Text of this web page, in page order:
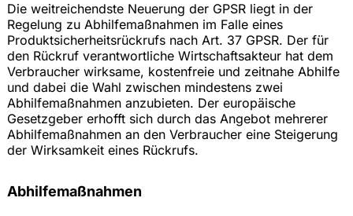
Die weitreichendste Neuerung der GPSR liegt in der
Regelung zu Abhilfemaßnahmen im Falle eines
Produktsicherheitsrückrufs nach Art. 37 GPSR. Der für
den Rückruf verantwortliche Wirtschaftsakteur hat dem
Verbraucher wirksame, kostenfreie und zeitnahe Abhilfe
und dabei die Wahl zwischen mindestens zwei
Abhilfemaßnahmen anzubieten. Der europäische
Gesetzgeber erhofft sich durch das Angebot mehrerer
Abhilfemaßnahmen an den Verbraucher eine Steigerung
der Wirksamkeit eines Rückrufs.
Abhilfemaßnahmen